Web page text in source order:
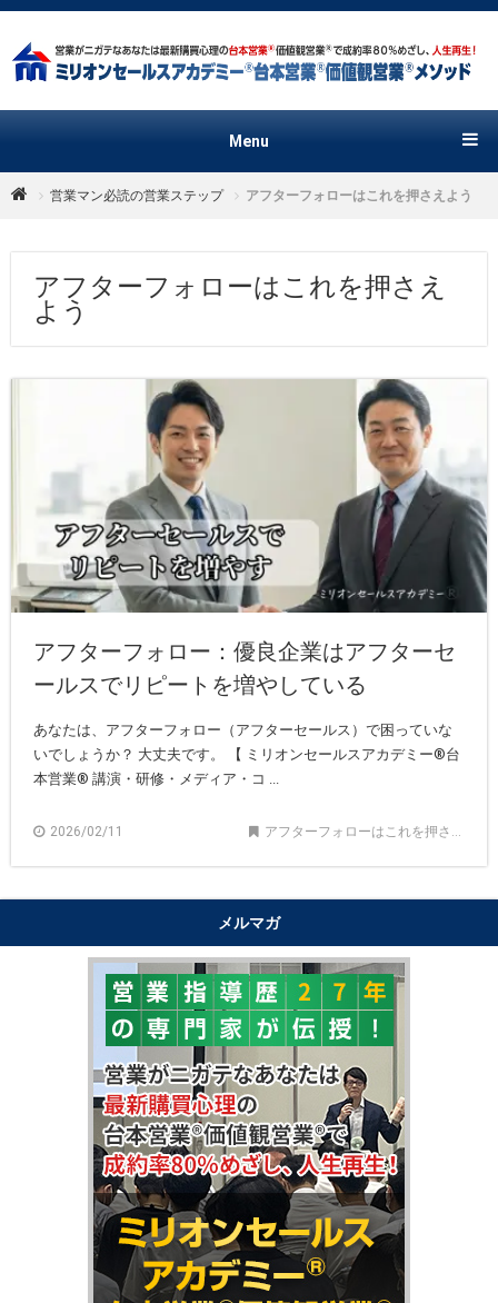
Menu
営業マン必読の営業ステップ アフターフォローはこれを押さえよう
アフターフォローはこれを押さえ
よう
アフターフォロー：優良企業はアフターセ
ールスでリピートを増やしている
あなたは、アフターフォロー（アフターセールス）で困っていな
いでしょうか？ 大丈夫です。 【 ミリオンセールスアカデミー®︎台
本営業®︎ 講演・研修・メディア・コ ...
2026/02/11 アフターフォローはこれを押さえよう
メルマガ